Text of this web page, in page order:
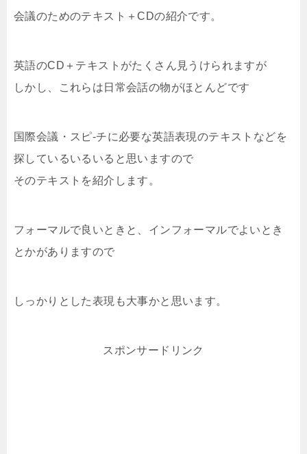
会議のためのテキスト＋CDの紹介です。
英語のCD＋テキストがたくさん見うけられますが
しかし、これらは日常会話の物がほとんどです
国際会議・スピ-チに必要な英語表現のテキストなどを
探しているいるいると思いますので
そのテキストを紹介します。
フォーマルで良いときと、インフォーマルでよいとき
とかがありますので
しっかりとした表現も大事かと思います。
スポンサードリンク